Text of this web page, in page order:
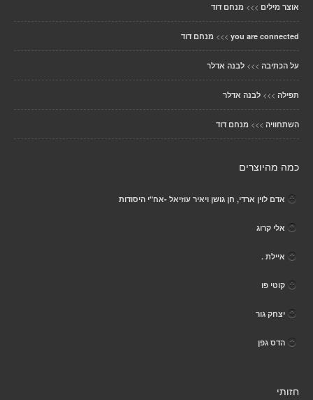
אוצר מילים >>> מנחם דוד
you are connected
>>> מנחם דוד
על הכתיבה >>> לבנה אדלר
תפילה >>> לבנה אדלר
השתחוויה >>> מנחם דוד
כמה מהיוצרים
אדם לוין ארדי, חן גושן ויאיר עוזיאל -אח"י היסודות
אלי קרוג
איילת .
קוטי פו
יצחק גור
הדס גפן
חזותי